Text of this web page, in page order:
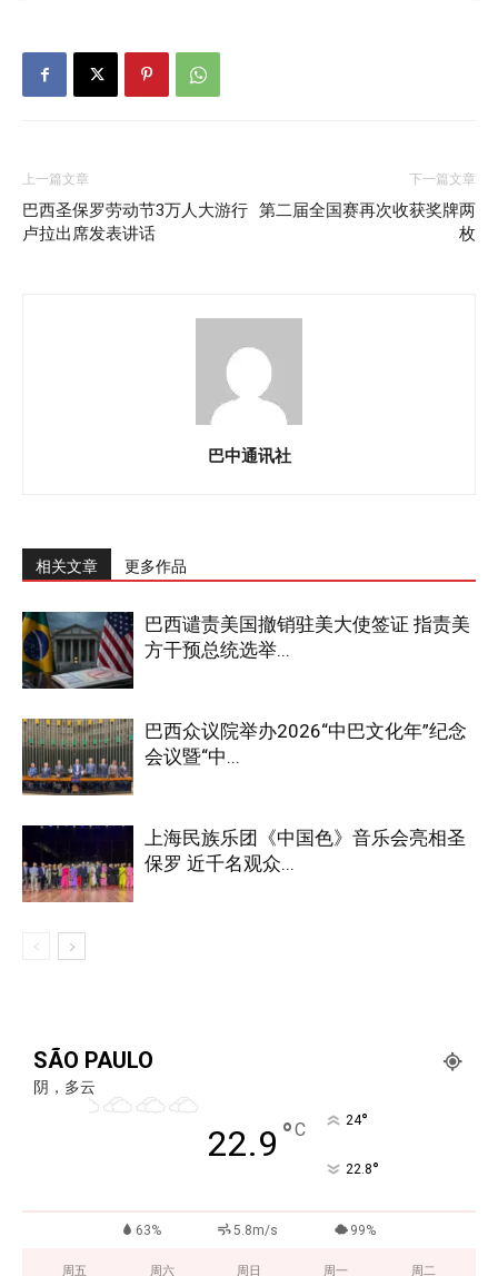
上一篇文章
巴西圣保罗劳动节3万人大游行
卢拉出席发表讲话
下一篇文章
第二届全国赛再次收获奖牌两
枚
巴中通讯社
相关文章 更多作品
巴西谴责美国撤销驻美大使签证 指责美
方干预总统选举...
巴西众议院举办2026“中巴文化年”纪念
会议暨“中...
上海民族乐团《中国色》音乐会亮相圣
保罗 近千名观众...
SÃO PAULO
阴，多云
22.9 °C 24°
22.8°
63% 5.8m/s 99%
周五 周六 周日 周一 周二